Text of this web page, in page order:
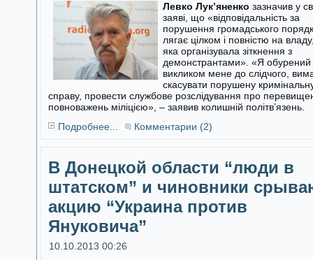
Левко Лук’яненко зазначив у
заяві, що «відповідальність за
порушення громадського
лягає цілком і повністю на
яка організувала зіткнення з
демонстрантами». «Я обурений
викликом мене до слідчого,
скасувати порушену
справу, провести службове розслідування про
повноважень міліцією», – заявив колишній політв’язень.
Подробнее...
Комментарии (2)
В Донецкой области “люди в
штатском” и чиновники
акцию “Украина против
Януковича”
10.10.2013 00:26